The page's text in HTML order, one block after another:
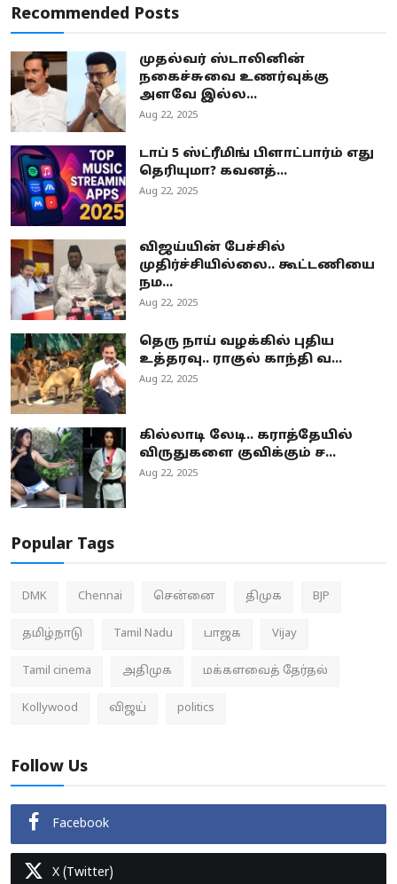
Recommended Posts
முதல்வர் ஸ்டாலினின்
நகைச்சுவை உணர்வுக்கு
அளவே இல்ல...
Aug 22, 2025
டாப் 5 ஸ்ட்ரீமிங் பிளாட்பார்ம் எது
தெரியுமா? கவனத்...
Aug 22, 2025
விஜய்யின் பேச்சில்
முதிர்ச்சியில்லை.. கூட்டணியை
நம...
Aug 22, 2025
தெரு நாய் வழக்கில் புதிய
உத்தரவு.. ராகுல் காந்தி வ...
Aug 22, 2025
கில்லாடி லேடி.. கராத்தேயில்
விருதுகளை குவிக்கும் ச...
Aug 22, 2025
Popular Tags
DMK Chennai சென்னை திமுக BJP
தமிழ்நாடு Tamil Nadu பாஜக Vijay
Tamil cinema அதிமுக மக்களவைத் தேர்தல்
Kollywood விஜய் politics
Follow Us
Facebook
X (Twitter)